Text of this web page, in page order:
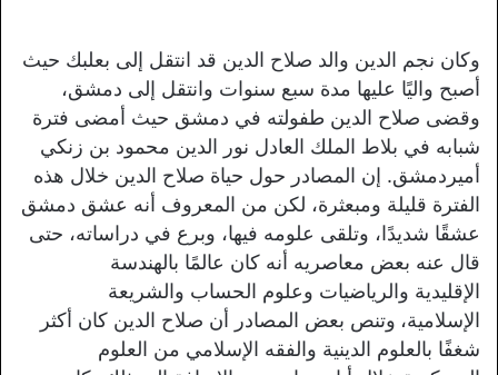
وكان نجم الدين والد صلاح الدين قد انتقل إلى بعلبك حيث
أصبح واليًا عليها مدة سبع سنوات وانتقل إلى دمشق،
وقضى صلاح الدين طفولته في دمشق حيث أمضى فترة
شبابه في بلاط الملك العادل نور الدين محمود بن زنكي
أميردمشق. إن المصادر حول حياة صلاح الدين خلال هذه
الفترة قليلة ومبعثرة، لكن من المعروف أنه عشق دمشق
عشقًا شديدًا، وتلقى علومه فيها، وبرع في دراساته، حتى
قال عنه بعض معاصريه أنه كان عالمًا بالهندسة
الإقليدية والرياضيات وعلوم الحساب والشريعة
الإسلامية، وتنص بعض المصادر أن صلاح الدين كان أكثر
شغفًا بالعلوم الدينية والفقه الإسلامي من العلوم